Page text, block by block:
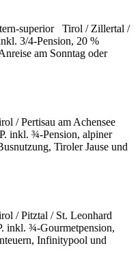
Tirol / Zillertal /
3/4-Pension, 20 %
am Sonntag oder
/ Pertisau am Achensee
inkl. ¾-Pension, alpiner
Tiroler Jause und
/ Pitztal / St. Leonhard
inkl. ¾-Gourmetpension,
Infinitypool und